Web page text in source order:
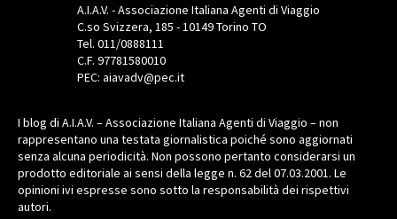
A.I.A.V. - Associazione Italiana Agenti di Viaggio
C.so Svizzera, 185 - 10149 Torino TO
Tel. 011/0888111
C.F. 97781580010
PEC: aiavadv@pec.it
I blog di A.I.A.V. – Associazione Italiana Agenti di Viaggio – non
rappresentano una testata giornalistica poiché sono aggiornati
senza alcuna periodicità. Non possono pertanto considerarsi un
prodotto editoriale ai sensi della legge n. 62 del 07.03.2001. Le
opinioni ivi espresse sono sotto la responsabilità dei rispettivi
autori.